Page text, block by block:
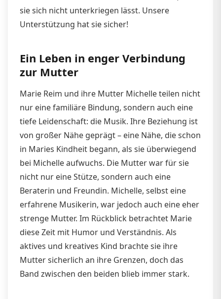
sie sich nicht unterkriegen lässt. Unsere
Unterstützung hat sie sicher!
Ein Leben in enger Verbindung
zur Mutter
Marie Reim und ihre Mutter Michelle teilen nicht
nur eine familiäre Bindung, sondern auch eine
tiefe Leidenschaft: die Musik. Ihre Beziehung ist
von großer Nähe geprägt – eine Nähe, die schon
in Maries Kindheit begann, als sie überwiegend
bei Michelle aufwuchs. Die Mutter war für sie
nicht nur eine Stütze, sondern auch eine
Beraterin und Freundin. Michelle, selbst eine
erfahrene Musikerin, war jedoch auch eine eher
strenge Mutter. Im Rückblick betrachtet Marie
diese Zeit mit Humor und Verständnis. Als
aktives und kreatives Kind brachte sie ihre
Mutter sicherlich an ihre Grenzen, doch das
Band zwischen den beiden blieb immer stark.